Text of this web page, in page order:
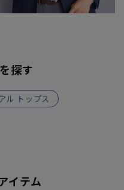
探す
ル トップス
イテム